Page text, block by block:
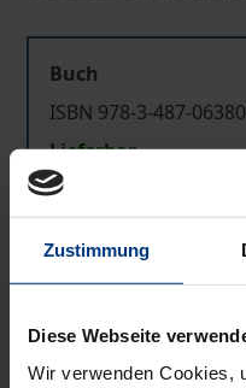
Zustimmung
Diese Webseite
Wir verwenden Cookies,
Buch
ISBN 978-3-487-
Lieferbar
Preisangaben inkl. MwSt.
kann die MwSt. an der
In
Zur Wunschliste